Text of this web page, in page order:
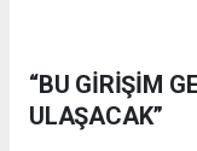
“BU GİRİŞİM
ULAŞACAK”